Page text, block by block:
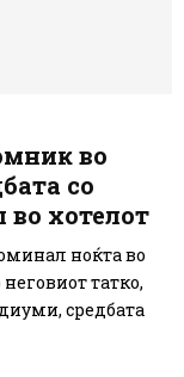
во
со
во хотелот
ноќта во
татко,
средбата